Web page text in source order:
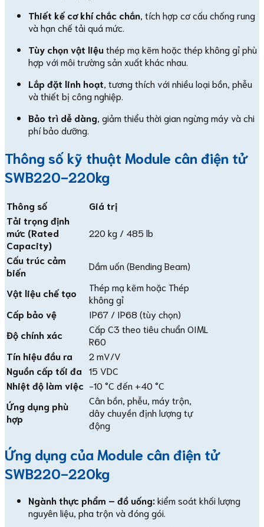
Thiết kế cơ khí chắc chắn , tích hợp cơ cấu chống rung
và hạn chế tải quá mức.
Tùy chọn vật liệuthép mạ kẽm hoặc thép không gỉ phù
hợp với môi trường sản xuất khác nhau.
Lắp đặt linh hoạt , tương thích với nhiều loại bồn, phễu
và thiết bị công nghiệp.
Bảo trì dễ dàng , giảm thiểu thời gian ngừng máy và chi
phí bảo dưỡng.
Thông số kỹ thuật Module cân điện tử
SWB220-220kg
Thông số
Giá trị
Tải trọng định
mức (Rated
Capacity)
220 kg / 485 lb
Cấu trúc cảm
biến
Dầm uốn (Bending Beam)
Vật liệu chế tạo
Thép mạ kẽm hoặc Thép
không gỉ
Cấp bảo vệ
IP67 / IP68 (tùy chọn)
Độ chính xác
Cấp C3 theo tiêu chuẩn OIML
R60
Tín hiệu đầu ra
2 mV/V
Nguồn cấp tối đa
15 VDC
Nhiệt độ làm việc -10 °C đến +40 °C
Ứng dụng phù
hợp
Cân bồn, phễu, máy trộn,
dây chuyền định lượng tự
động
Ứng dụng của Module cân điện tử
SWB220-220kg
Ngành thực phẩm – đồ uống: kiểm soát khối lượng
nguyên liệu, pha trộn và đóng gói.